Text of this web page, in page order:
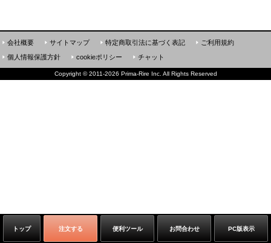
トップ 注文する 便利ツール お問合わせ PC版表示
会社概要 サイトマップ 特定商取引法に基づく表記
ご利用規約
個人情報保護方針
cookieポリシー チャット
Copyright ©2011-2026 Prima-Rire Inc. All Rights Reserved